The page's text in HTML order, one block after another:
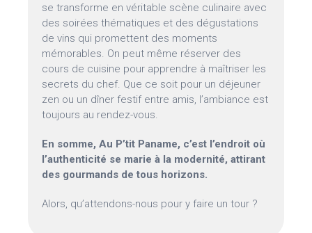
se transforme en véritable scène culinaire avec
des soirées thématiques et des dégustations
de vins qui promettent des moments
mémorables. On peut même réserver des
cours de cuisine pour apprendre à maîtriser les
secrets du chef. Que ce soit pour un déjeuner
zen ou un dîner festif entre amis, l’ambiance est
toujours au rendez-vous.
En somme, Au P’tit Paname, c’est l’endroit où
l’authenticité se marie à la modernité, attirant
des gourmands de tous horizons.
Alors, qu’attendons-nous pour y faire un tour ?